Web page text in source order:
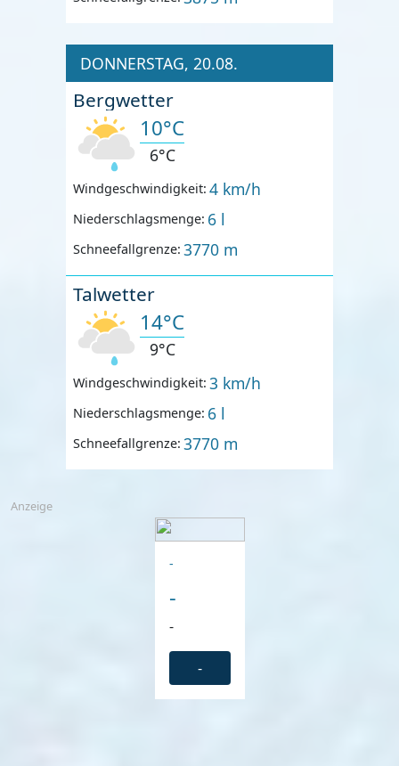
DONNERSTAG, 20.08.
Bergwetter
10°C
6°C
Windgeschwindigkeit: 4 km/h
Niederschlagsmenge: 6 l
Schneefallgrenze: 3770 m
Talwetter
14°C
9°C
Windgeschwindigkeit: 3 km/h
Niederschlagsmenge: 6 l
Schneefallgrenze: 3770 m
Anzeige
-
-
-
-